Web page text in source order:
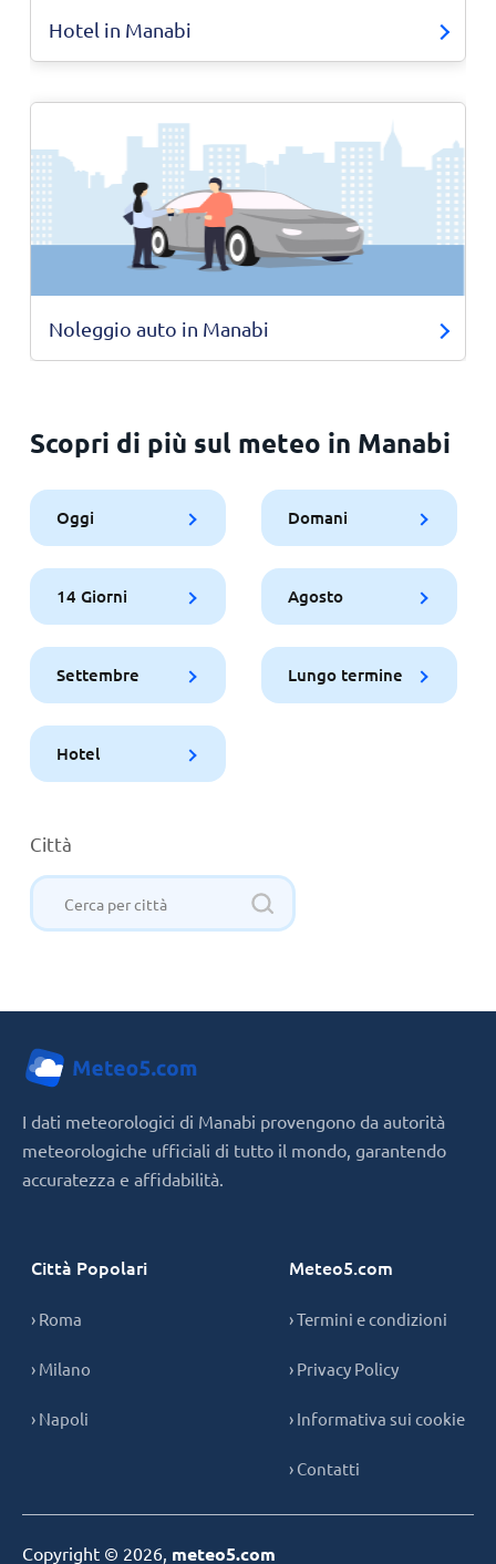
Hotel in Manabi
Noleggio auto in Manabi
Scopri di più sul meteo in Manabi
Oggi Domani
14 Giorni Agosto
Settembre Lungo termine
Hotel
Città
I dati meteorologici di Manabi provengono da autorità
meteorologiche ufficiali di tutto il mondo, garantendo
accuratezza e affidabilità.
Città Popolari
› Roma
› Milano
› Napoli
Meteo5.com
› Termini e condizioni
› Privacy Policy
› Informativa sui cookie
› Contatti
Copyright © 2026, meteo5.com